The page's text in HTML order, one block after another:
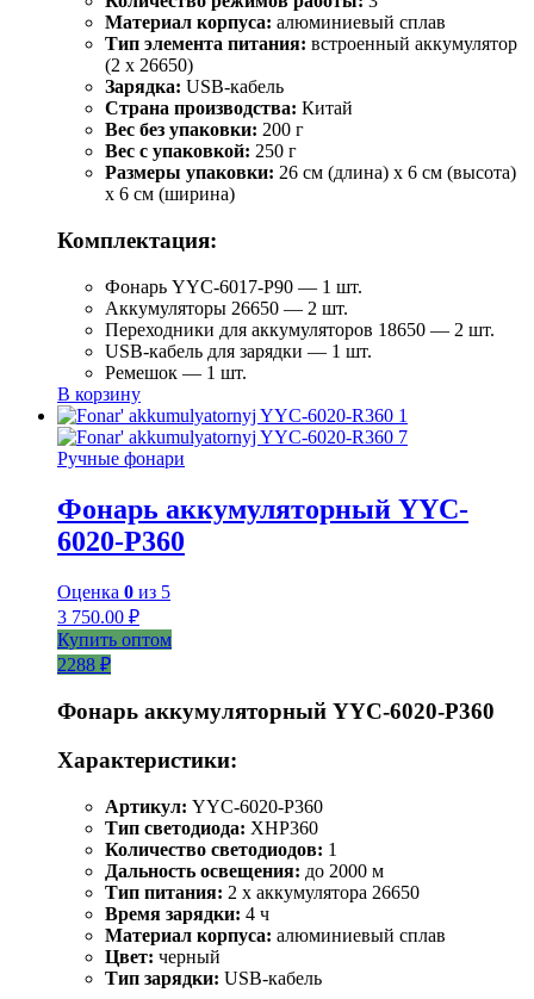
Материал корпуса: алюминиевый сплав
Тип элемента питания: встроенный аккумулятор
(2 x 26650)
Зарядка: USB-кабель
Страна производства: Китай
Вес без упаковки: 200 г
Вес с упаковкой: 250 г
Размеры упаковки: 26 см (длина) x 6 см (высота)
x 6 см (ширина)
Комплектация:
Фонарь YYC-6017-P90 — 1 шт.
Аккумуляторы 26650 — 2 шт.
Переходники для аккумуляторов 18650 — 2 шт.
USB-кабель для зарядки — 1 шт.
Ремешок — 1 шт.
В корзину
Ручные фонари
Фонарь аккумуляторный YYC-
6020-Р360
Оценка 0 из 5
3 750.00 ₽
Купить оптом
2288 ₽
Фонарь аккумуляторный YYC-6020-P360
Характеристики:
Артикул: YYC-6020-P360
Тип светодиода: XHP360
Количество светодиодов: 1
Дальность освещения: до 2000 м
Тип питания: 2 x аккумулятора 26650
Время зарядки: 4 ч
Материал корпуса: алюминиевый сплав
Цвет: черный
Тип зарядки: USB-кабель